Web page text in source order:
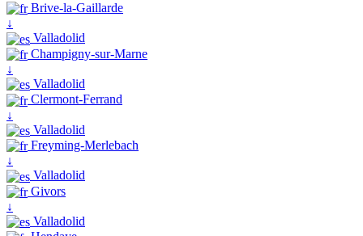
Brive-la-Gaillarde
↓
Valladolid
Champigny-sur-Marne
↓
Valladolid
Clermont-Ferrand
↓
Valladolid
Freyming-Merlebach
↓
Valladolid
Givors
↓
Valladolid